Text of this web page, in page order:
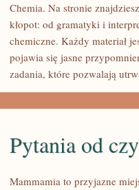
JĘZYK
ROSYJSKI
Chemia. Na stronie
kłopot: od gramatyki i
chemiczne. Każdy materiał
pojawia się jasne
zadania, które pozwalają
Pytania od
Mammamia to przyjazne